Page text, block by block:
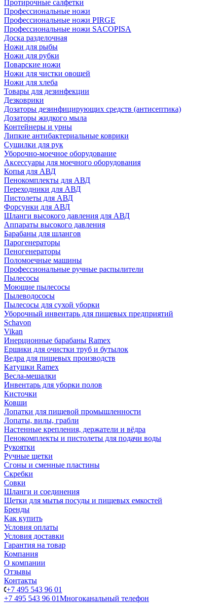
Протирочные салфетки
Профессиональные ножи
Профессиональные ножи PIRGE
Профессиональные ножи SACOPISA
Доска разделочная
Ножи для рыбы
Ножи для рубки
Поварские ножи
Ножи для чистки овощей
Ножи для хлеба
Товары для дезинфекции
Дезковрики
Дозаторы дезинфицирующих средств (антисептика)
Дозаторы жидкого мыла
Контейнеры и урны
Липкие антибактериальные коврики
Сушилки для рук
Уборочно-моечное оборудование
Аксессуары для моечного оборудования
Копья для АВД
Пенокомплекты для АВД
Переходники для АВД
Пистолеты для АВД
Форсунки для АВД
Шланги высокого давления для АВД
Аппараты высокого давления
Барабаны для шлангов
Парогенераторы
Пеногенераторы
Поломоечные машины
Профессиональные ручные распылители
Пылесосы
Моющие пылесосы
Пылеводососы
Пылесосы для сухой уборки
Уборочный инвентарь для пищевых предприятий
Schavon
Vikan
Инерционные барабаны Ramex
Ершики для очистки труб и бутылок
Ведра для пищевых производств
Катушки Ramex
Весла-мешалки
Инвентарь для уборки полов
Кисточки
Ковши
Лопатки для пищевой промышленности
Лопаты, вилы, грабли
Настенные крепления, держатели и вёдра
Пенокомплекты и пистолеты для подачи воды
Рукоятки
Ручные щетки
Сгоны и сменные пластины
Скребки
Совки
Шланги и соединения
Щетки для мытья посуды и пищевых емкостей
Бренды
Как купить
Условия оплаты
Условия доставки
Гарантия на товар
Компания
О компании
Отзывы
Контакты
+7 495 543 96 01
+7 495 543 96 01Многоканальный телефон